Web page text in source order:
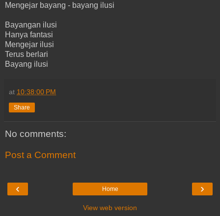
Mengejar bayang - bayang ilusi
Bayangan ilusi
Hanya fantasi
Mengejar ilusi
Terus berlari
Bayang ilusi
at 10:38:00 PM
Share
No comments:
Post a Comment
‹ ›
Home
View web version